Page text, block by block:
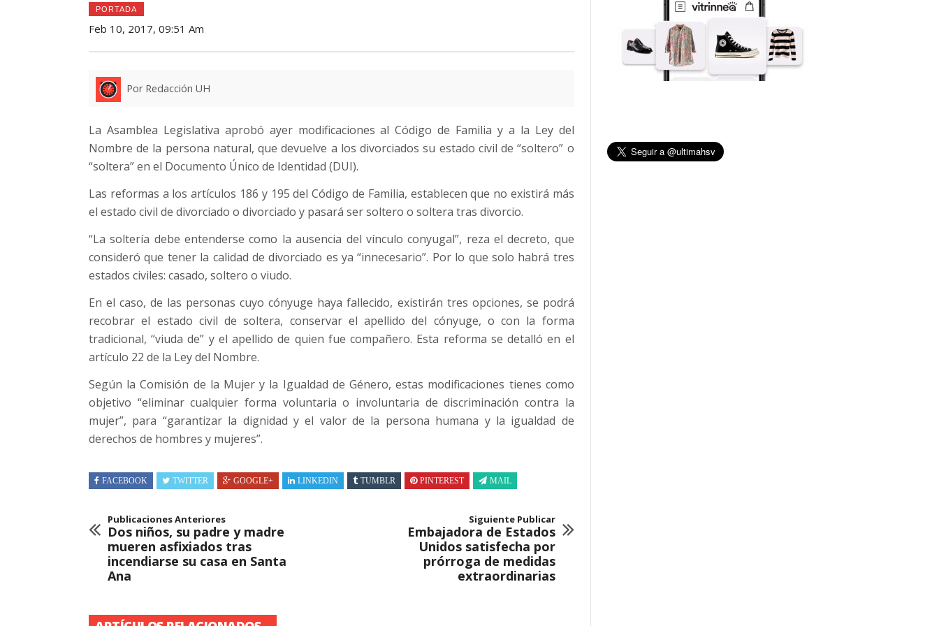
PORTADA
Feb 10, 2017, 09:51 Am
Por Redacción UH
La Asamblea Legislativa aprobó ayer modificaciones al Código de Familia y a la Ley del
Nombre de la persona natural, que devuelve a los divorciados su estado civil de “soltero” o
“soltera” en el Documento Único de Identidad (DUI).
Las reformas a los artículos 186 y 195 del Código de Familia, establecen que no existirá más
el estado civil de divorciado o divorciado y pasará ser soltero o soltera tras divorcio.
“La soltería debe entenderse como la ausencia del vínculo conyugal”, reza el decreto, que
consideró que tener la calidad de divorciado es ya “innecesario”. Por lo que solo habrá tres
estados civiles: casado, soltero o viudo.
En el caso, de las personas cuyo cónyuge haya fallecido, existirán tres opciones, se podrá
recobrar el estado civil de soltera, conservar el apellido del cónyuge, o con la forma
tradicional, “viuda de” y el apellido de quien fue compañero. Esta reforma se detalló en el
artículo 22 de la Ley del Nombre.
Según la Comisión de la Mujer y la Igualdad de Género, estas modificaciones tienes como
objetivo “eliminar cualquier forma voluntaria o involuntaria de discriminación contra la
mujer”, para “garantizar la dignidad y el valor de la persona humana y la igualdad de
derechos de hombres y mujeres”.
FACEBOOK TWITTER GOOGLE+ LINKEDIN TUMBLR PINTEREST MAIL
Publicaciones Anteriores
Dos niños, su padre y madre
mueren asfixiados tras
incendiarse su casa en Santa
Ana
Siguiente Publicar
Embajadora de Estados
Unidos satisfecha por
prórroga de medidas
extraordinarias